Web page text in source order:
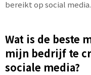
bereikt op social media.
Wat is de beste
mijn bedrijf te
sociale media?